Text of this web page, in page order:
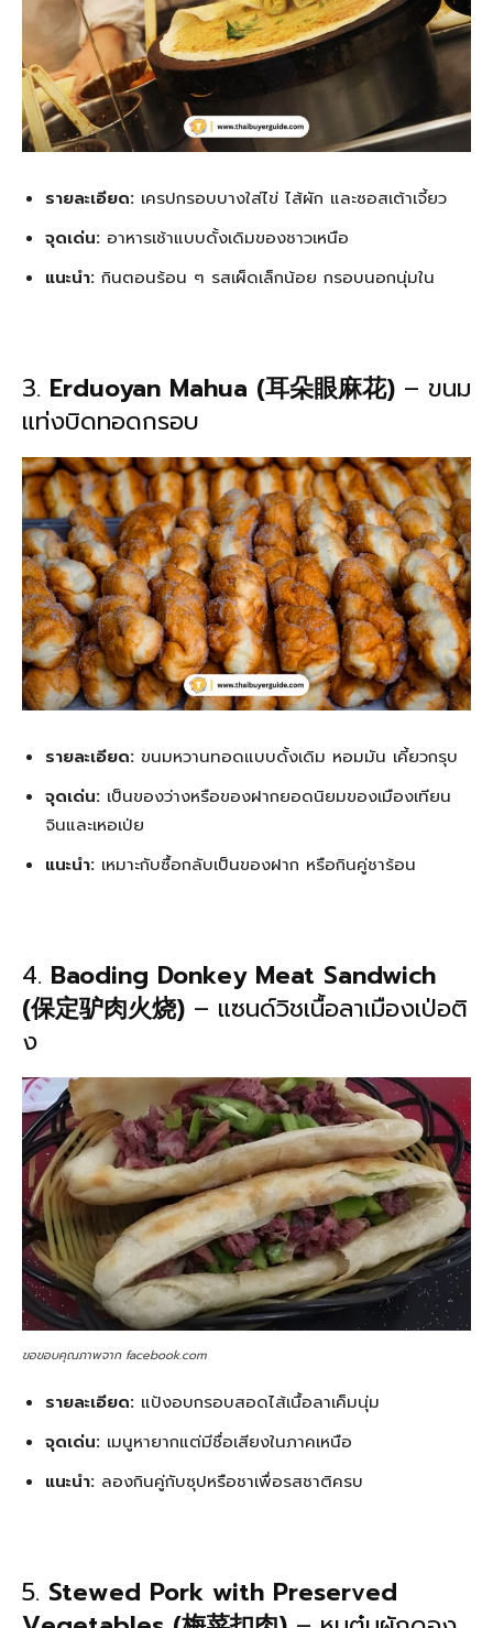
รายละเอียด: เครปกรอบบางใส่ไข่ ไส้ผัก และซอสเต้าเจี้ยว
จุดเด่น: อาหารเช้าแบบดั้งเดิมของชาวเหนือ
แนะนำ: กินตอนร้อน ๆ รสเผ็ดเล็กน้อย กรอบนอกนุ่มใน
3. Erduoyan Mahua (耳朵眼麻花) – ขนม
แท่งบิดทอดกรอบ
รายละเอียด: ขนมหวานทอดแบบดั้งเดิม หอมมัน เคี้ยวกรุบ
จุดเด่น: เป็นของว่างหรือของฝากยอดนิยมของเมืองเทียน
จินและเหอเป่ย
แนะนำ: เหมาะกับซื้อกลับเป็นของฝาก หรือกินคู่ชาร้อน
4. Baoding Donkey Meat Sandwich
(保定驴肉火烧) – แซนด์วิชเนื้อลาเมืองเป่อติ
ง
ขอขอบคุณภาพจาก facebook.com
รายละเอียด: แป้งอบกรอบสอดไส้เนื้อลาเค็มนุ่ม
จุดเด่น: เมนูหายากแต่มีชื่อเสียงในภาคเหนือ
แนะนำ: ลองกินคู่กับซุปหรือชาเพื่อรสชาติครบ
5. Stewed Pork with Preserved